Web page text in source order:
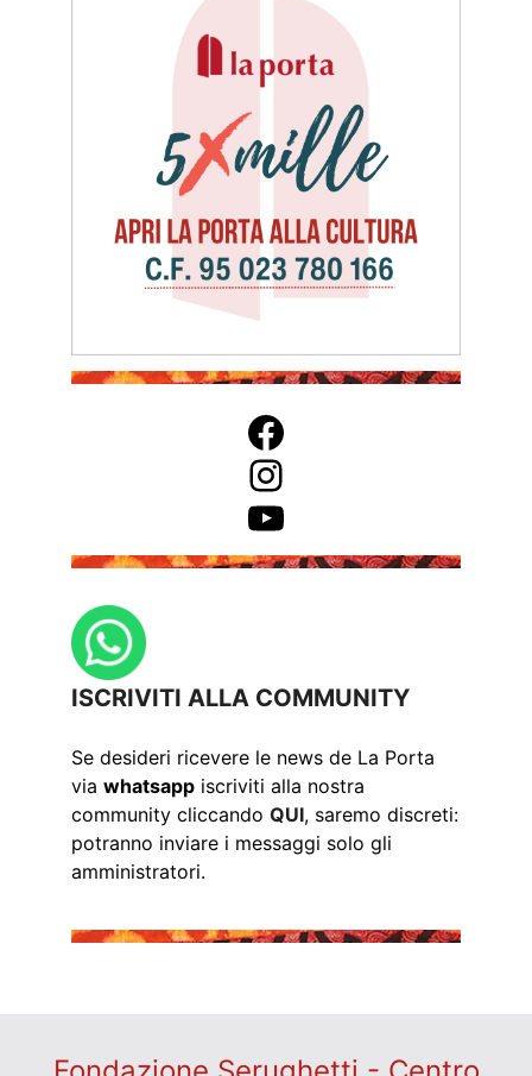
Facebook
Instagram
YouTube
ISCRIVITI ALLA COMMUNITY
Se desideri ricevere le news de La Porta
via whatsapp iscriviti alla nostra
community cliccando QUI, saremo discreti:
potranno inviare i messaggi solo gli
amministratori.